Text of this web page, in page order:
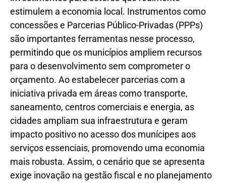
estimulem a economia local. Instrumentos como
concessões e Parcerias Público-Privadas (PPPs)
são importantes ferramentas nesse processo,
permitindo que os municípios ampliem recursos
para o desenvolvimento sem comprometer o
orçamento. Ao estabelecer parcerias com a
iniciativa privada em áreas como transporte,
saneamento, centros comerciais e energia, as
cidades ampliam sua infraestrutura e geram
impacto positivo no acesso dos munícipes aos
serviços essenciais, promovendo uma economia
mais robusta. Assim, o cenário que se apresenta
exige inovação na gestão fiscal e no planejamento